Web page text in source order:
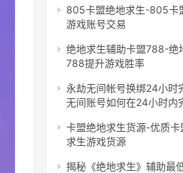
805卡盟绝地求生-805卡
游戏账号交易
绝地求生辅助卡盟788-绝
788提升游戏胜率
永劫无间帐号换绑24小时
无间账号如何在24小时内
卡盟绝地求生货源-优质卡
求生游戏货源
揭秘《绝地求生》辅助最